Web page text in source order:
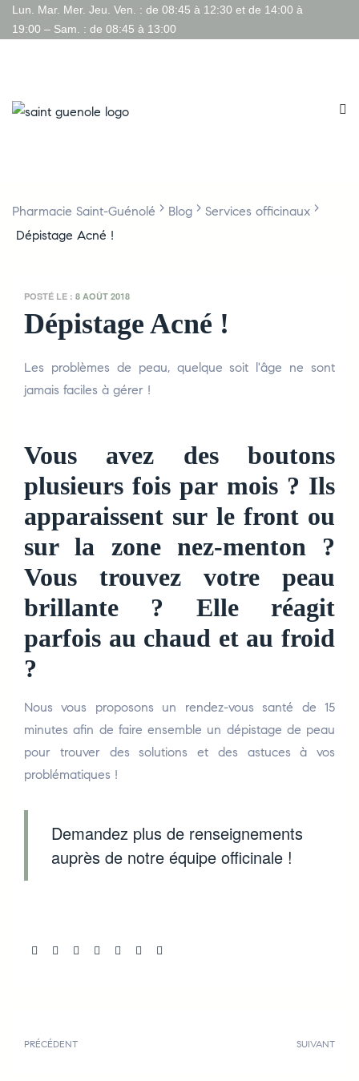
Lun. Mar. Mer. Jeu. Ven. : de 08:45 à 12:30 et de 14:00 à
19:00 – Sam. : de 08:45 à 13:00
Pharmacie Saint-Guénolé > Blog > Services officinaux >
Dépistage Acné !
POSTÉ LE : 8 AOÛT 2018
Dépistage Acné !
Les problèmes de peau, quelque soit l'âge ne sont
jamais faciles à gérer !
Vous avez des boutons
plusieurs fois par mois ? Ils
apparaissent sur le front ou
sur la zone nez-menton ?
Vous trouvez votre peau
brillante ? Elle réagit
parfois au chaud et au froid
?
Nous vous proposons un rendez-vous santé de 15
minutes afin de faire ensemble un dépistage de peau
pour trouver des solutions et des astuces à vos
problématiques !
Demandez plus de renseignements
auprès de notre équipe officinale !
PRÉCÉDENT SUIVANT